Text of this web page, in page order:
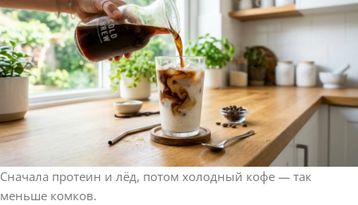
Сначала протеин и лёд, потом холодный кофе — так
меньше комков.